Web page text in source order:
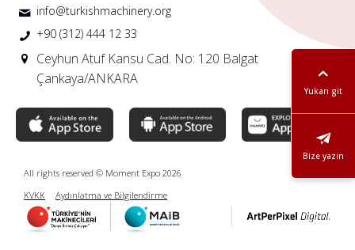
Yukarı git
Bize yazın
info@turkishmachinery.org
+90 (312) 444 12 33
Ceyhun Atuf Kansu Cad. No: 120 Balgat
Çankaya/ANKARA
All rights reserved © Moment Expo 2026
KVKK
Aydınlatma ve Bilgilendirme